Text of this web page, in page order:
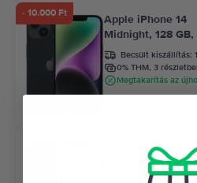
- 10.000 Ft
Apple iPhone 14
Midnight, 128
Becsült kiszállítás:
0% THM, 3
Megtakarítás az
Apple iPhone 15
Black, 128 GB,